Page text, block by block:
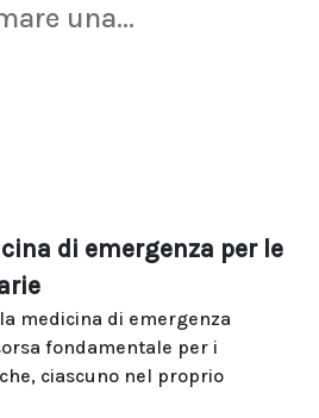
una...
di emergenza per le
medicina di emergenza
fondamentale per i
ciascuno nel proprio